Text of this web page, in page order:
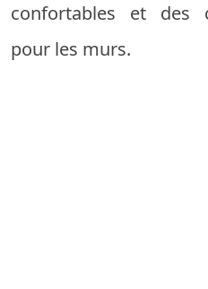
confortables et des
pour les murs.